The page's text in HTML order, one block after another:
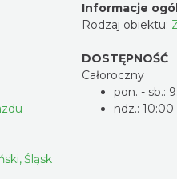
Śląsk
Informacje
Rodzaj obiektu:
DOSTĘPNOŚĆ
Całoroczny
pon. - sb.:
ndz.: 10:00